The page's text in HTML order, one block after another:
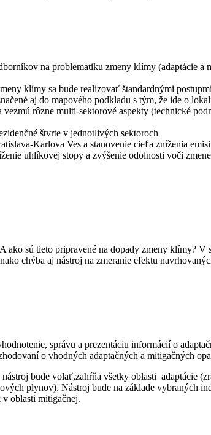
na problematiku zmeny klímy (adaptácie
klímy sa bude realizovať štandardnými
aj do mapového podkladu s tým, že ide o
rôzne multi-sektorové aspekty (technické
štvrte v jednotlivých sektoroch
Karlova Ves a stanovenie cieľa zníženia
uhlíkovej stopy a zvýšenie odolnosti voči
sú tieto pripravené na dopady zmeny klímy?
chýba aj nástroj na zmeranie efektu
správu a prezentáciu informácií o
o vhodných adaptačných a mitigačných
bude volať,zahŕňa všetky oblasti adaptácie
plynov). Nástroj bude na základe vybraných
v oblasti mitigačnej.